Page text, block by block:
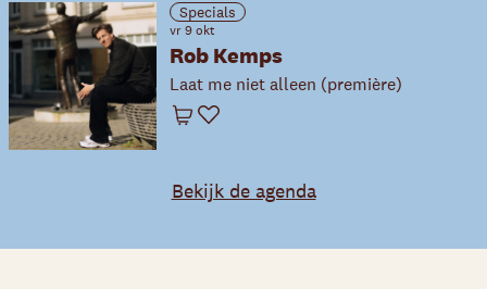
Specials
vr 9 okt
Rob Kemps
Laat me niet alleen (première)
Winkelwagen
Favoriet
Bekijk de agenda